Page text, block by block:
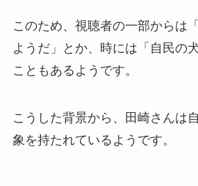
このため、視聴者の一部からは
ようだ」とか、時には「自民の
こともあるようです。
こうした背景から、田崎さんは
象を持たれているようです。